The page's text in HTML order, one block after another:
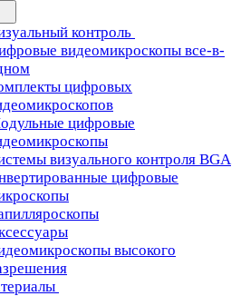
контроль
видеомикроскопы все-в-
цифровых
цифровые
визуального контроля BGA
цифровые
высокого